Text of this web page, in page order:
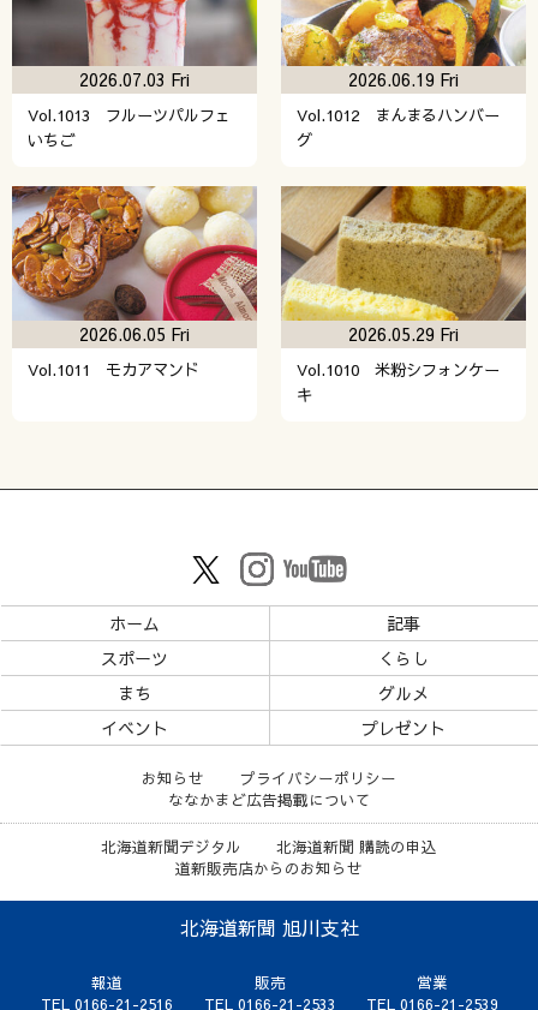
Vol.1013 フルーツパルフェ
いちご
2026.07.03 Fri
Vol.1012 まんまるハンバー
グ
2026.06.19 Fri
Vol.1011 モカアマンド
2026.06.05 Fri
Vol.1010 米粉シフォンケー
キ
2026.05.29 Fri
ホーム
記事
スポーツ
くらし
まち
グルメ
イベント
プレゼント
お知らせ
プライバシーポリシー
ななかまど広告掲載について
北海道新聞デジタル
北海道新聞 購読の申込
道新販売店からのお知らせ
北海道新聞 旭川支社
報道
TEL 0166-21-2516
販売
TEL 0166-21-2533
営業
TEL 0166-21-2539